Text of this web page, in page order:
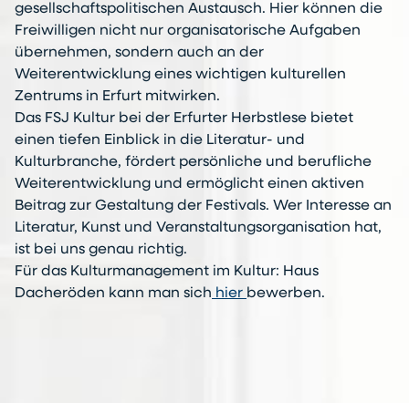
gesellschaftspolitischen Austausch. Hier können die
Freiwilligen nicht nur organisatorische Aufgaben
übernehmen, sondern auch an der
Weiterentwicklung eines wichtigen kulturellen
Zentrums in Erfurt mitwirken.
Das FSJ Kultur bei der Erfurter Herbstlese bietet
einen tiefen Einblick in die Literatur- und
Kulturbranche, fördert persönliche und berufliche
Weiterentwicklung und ermöglicht einen aktiven
Beitrag zur Gestaltung der Festivals. Wer Interesse an
Literatur, Kunst und Veranstaltungsorganisation hat,
ist bei uns genau richtig.
Für das Kulturmanagement im Kultur: Haus
Dacheröden kann man sich hier bewerben.